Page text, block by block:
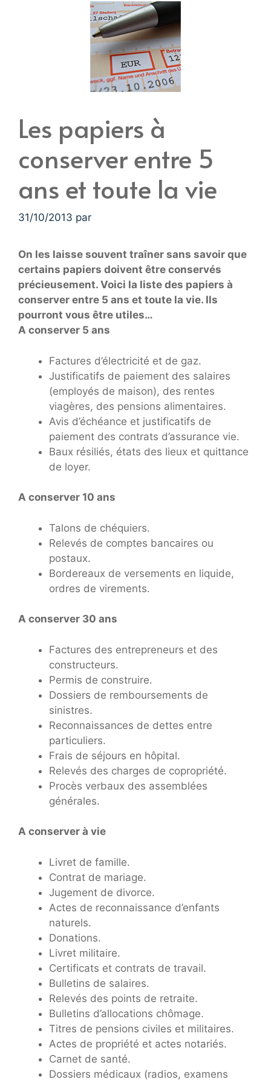
Les papiers à
conserver entre 5
ans et toute la vie
31/10/2013 par
On les laisse souvent traîner sans savoir que
certains papiers doivent être conservés
précieusement. Voici la liste des papiers à
conserver entre 5 ans et toute la vie. Ils
pourront vous être utiles…
A conserver 5 ans
Factures d’électricité et de gaz.
Justificatifs de paiement des salaires
(employés de maison), des rentes
viagères, des pensions alimentaires.
Avis d’échéance et justificatifs de
paiement des contrats d’assurance vie.
Baux résiliés, états des lieux et quittance
de loyer.
A conserver 10 ans
Talons de chéquiers.
Relevés de comptes bancaires ou
postaux.
Bordereaux de versements en liquide,
ordres de virements.
A conserver 30 ans
Factures des entrepreneurs et des
constructeurs.
Permis de construire.
Dossiers de remboursements de
sinistres.
Reconnaissances de dettes entre
particuliers.
Frais de séjours en hôpital.
Relevés des charges de copropriété.
Procès verbaux des assemblées
générales.
A conserver à vie
Livret de famille.
Contrat de mariage.
Jugement de divorce.
Actes de reconnaissance d’enfants
naturels.
Donations.
Livret militaire.
Certificats et contrats de travail.
Bulletins de salaires.
Relevés des points de retraite.
Bulletins d’allocations chômage.
Titres de pensions civiles et militaires.
Actes de propriété et actes notariés.
Carnet de santé.
Dossiers médicaux (radios, examens